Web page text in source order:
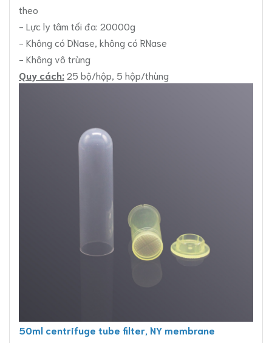
theo
- Lực ly tâm tối đa: 20000g
- Không có DNase, không có RNase
- Không vô trùng
Quy cách: 25 bộ/hộp, 5 hộp/thùng
50ml centrifuge tube filter, NY membrane